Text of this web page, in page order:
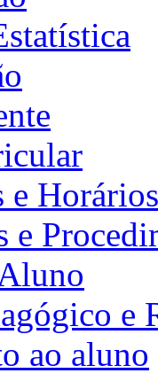
e Horários
e
e
ao aluno